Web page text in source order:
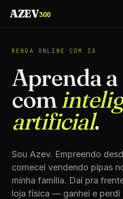
AZEV300
RENDA ONLINE COM IA
Aprenda
com
artificial.
Sou Azev. Empreendo
comecei vendendo pipas
minha família. Daí pra
loja física — ganhei e perdi